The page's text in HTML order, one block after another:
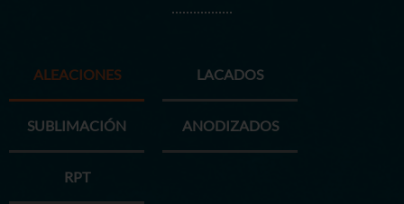
ALEACIONES LACADOS
SUBLIMACIÓN ANODIZADOS
RPT